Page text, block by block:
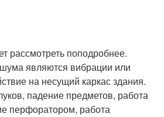
рассмотреть поподробнее.
являются вибрации или
на несущий каркас здания.
падение предметов, работа
перфоратором, работа